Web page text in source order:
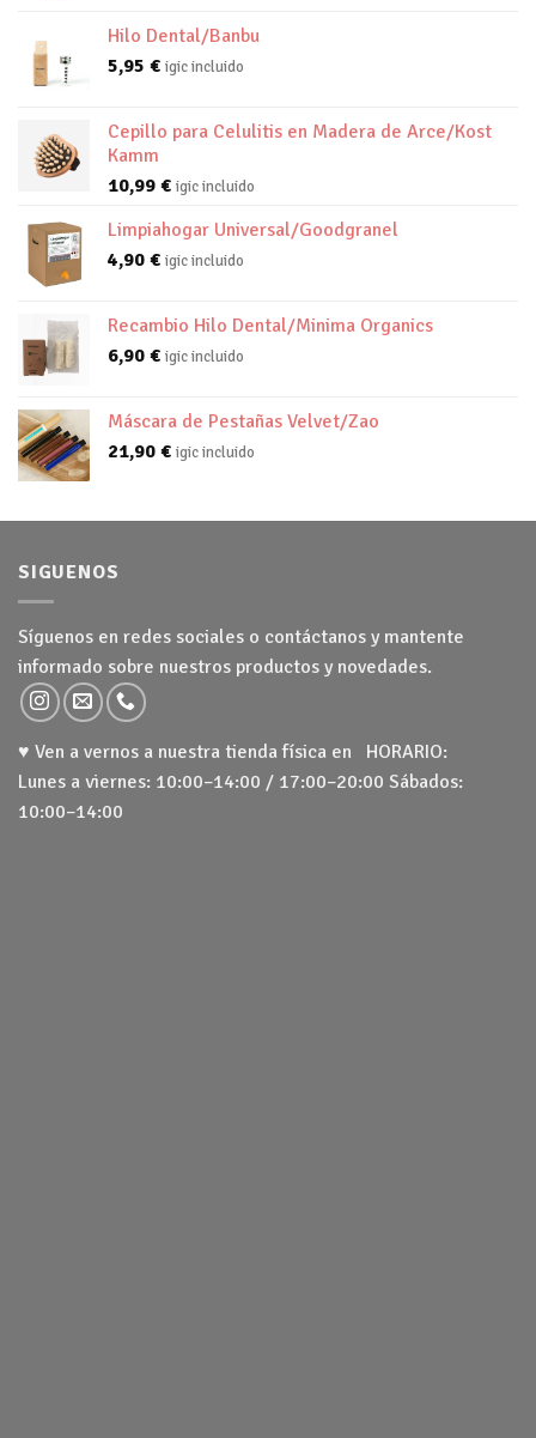
Hilo Dental/Banbu
5,95 € igic incluido
Cepillo para Celulitis en Madera de Arce/Kost
Kamm
10,99 € igic incluido
Limpiahogar Universal/Goodgranel
4,90 € igic incluido
Recambio Hilo Dental/Minima Organics
6,90 € igic incluido
Máscara de Pestañas Velvet/Zao
21,90 € igic incluido
SIGUENOS
Síguenos en redes sociales o contáctanos y mantente
informado sobre nuestros productos y novedades.
♥ Ven a vernos a nuestra tienda física en HORARIO:
Lunes a viernes: 10:00–14:00 / 17:00–20:00 Sábados:
10:00–14:00